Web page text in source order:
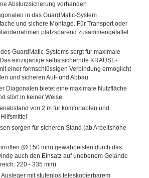
Absturzsicherung vorhanden
in das GuardMatic-System
und sichere Montage. Für Transport oder
platzsparend zusammengefaltet
GuardMatic-Systems sorgt für maximale
einzigartige selbstsichernde KRAUSE-
einer formschlüssigen Verbindung ermöglicht
und sicheren Auf- und Abbau
Diagonalen bietet eine maximale Nutzfläche
stört in keiner Weise
von 2 m für komfortablen und
sorgen für sicheren Stand (ab Arbeitshöhe
(Ø 150 mm) gewährleisten durch das
auch den Einsatz auf unebenem Gelände
220 - 335 mm)
mit stufenlos teleskopierbarem